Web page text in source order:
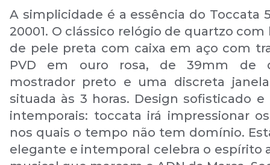
A simplicidade é a essência do Toccata
20001. O clássico relógio de quartzo
de pele preta com caixa em aço com
PVD em ouro rosa, de 39mm de
mostrador preto e uma discreta
situada às 3 horas. Design sofisticado e
intemporais: toccata irá impressionar
nos quais o tempo não tem domínio.
elegante e intemporal celebra o espírito